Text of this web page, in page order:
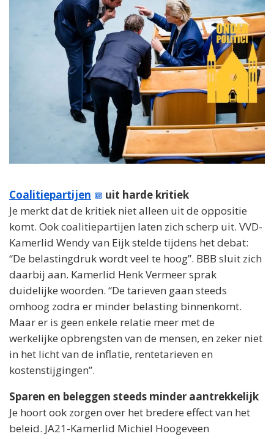
Coalitiepartijen
uit harde kritiek
Je merkt dat de kritiek niet alleen uit de oppositie
komt. Ook coalitiepartijen laten zich scherp uit. VVD-
Kamerlid Wendy van Eijk stelde tijdens het debat:
“De belastingdruk wordt veel te hoog”. BBB sluit zich
daarbij aan. Kamerlid Henk Vermeer sprak
duidelijke woorden. “De tarieven gaan steeds
omhoog zodra er minder belasting binnenkomt.
Maar er is geen enkele relatie meer met de
werkelijke opbrengsten van de mensen, en zeker niet
in het licht van de inflatie, rentetarieven en
kostenstijgingen”.
Sparen en beleggen steeds minder aantrekkelijk
Je hoort ook zorgen over het bredere effect van het
beleid. JA21-Kamerlid Michiel Hoogeveen